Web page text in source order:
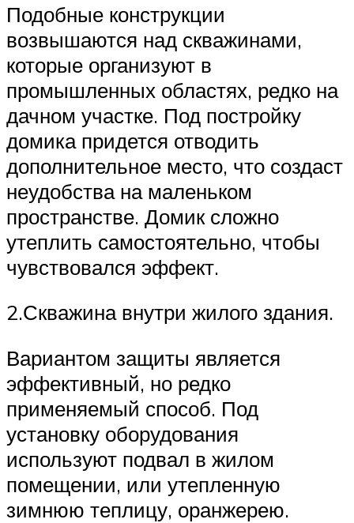
Подобные конструкции
возвышаются над скважинами,
которые организуют в
промышленных областях, редко на
дачном участке. Под постройку
домика придется отводить
дополнительное место, что создаст
неудобства на маленьком
пространстве. Домик сложно
утеплить самостоятельно, чтобы
чувствовался эффект.
2.Скважина внутри жилого здания.
Вариантом защиты является
эффективный, но редко
применяемый способ. Под
установку оборудования
используют подвал в жилом
помещении, или утепленную
зимнюю теплицу, оранжерею.